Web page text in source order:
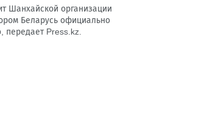
Шанхайской организации
Беларусь официально
передает Press.kz.